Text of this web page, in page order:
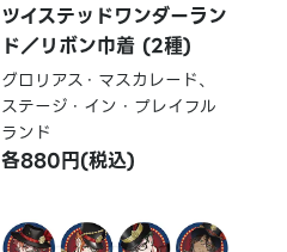
ツイステッドワンダーラン
ド／リボン巾着 (2種)
グロリアス・マスカレード、
ステージ・イン・プレイフル
ランド
各880円(税込)